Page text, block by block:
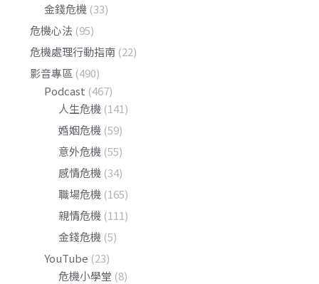
金錢危機 (33)
危機心法 (95)
危機處理行動指南 (22)
影音專區 (490)
Podcast (467)
人生危機 (141)
婚姻危機 (59)
意外危機 (55)
感情危機 (34)
職場危機 (165)
親情危機 (111)
金錢危機 (5)
YouTube (23)
危機小學堂 (8)